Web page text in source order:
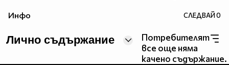
Инфо СЛЕДВАЙ0
Лично съдържание
Потребителят
все още няма
качено съдържание.